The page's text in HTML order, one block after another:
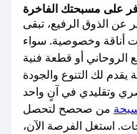
على مسبحتك الفاخرة
عن الذوق الرفيع، تبقى
أناقة وخصوصية. سواء
أو قطعة فنية
لك التنوع والجودة
من صحصح لتحصل
استغل الفرصة الآن،